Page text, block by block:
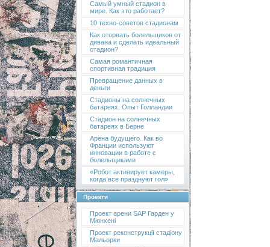
Самый умный стадион в
мире. Как это работает?
10 техно-советов стадионам
Как оторвать болельщиков от
дивана и сделать идеальный
стадион?
Самая романтичная
спортивная традиция
Превращение данных в
деньги
Стадионы на солнечных
батареях. Опыт Голландии
Стадион на солнечных
батареях в Берне
Арена будущего. Как во
Франции используют
инновации в работе с
болельщиками
«Робот активирует камеры,
когда все празднуют гол»
Проекти
Проект арени SAP Гарден у
Мюнхені
Проект реконструкції стадіону
Мальорки